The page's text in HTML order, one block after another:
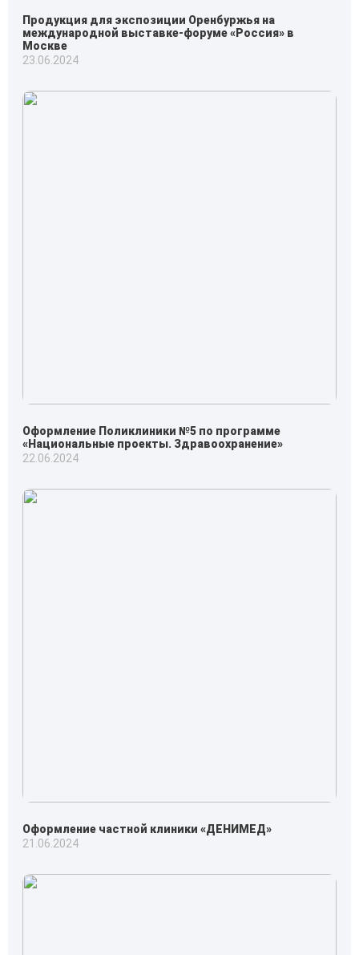
Продукция для экспозиции Оренбуржья на
международной выставке-форуме «Россия» в
Москве
23.06.2024
Оформление Поликлиники №5 по программе
«Национальные проекты. Здравоохранение»
22.06.2024
Оформление частной клиники «ДЕНИМЕД»
21.06.2024